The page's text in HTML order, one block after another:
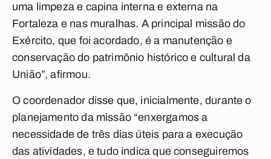
uma limpeza e capina interna e externa na
Fortaleza e nas muralhas. A principal missão do
Exército, que foi acordado, é a manutenção e
conservação do patrimônio histórico e cultural da
União”, afirmou.
O coordenador disse que, inicialmente, durante o
planejamento da missão “enxergamos a
necessidade de três dias úteis para a execução
das atividades, e tudo indica que conseguiremos